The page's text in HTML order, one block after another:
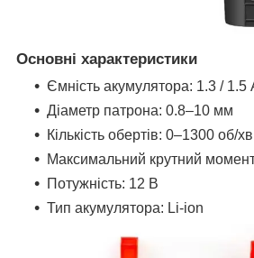
Основні характеристики
Ємність акумулятора: 1.3 / 1.5
Діаметр патрона: 0.8–10 мм
Кількість обертів: 0–1300 об/хв
Максимальний крутний
Потужність: 12 В
Тип акумулятора: Li-ion